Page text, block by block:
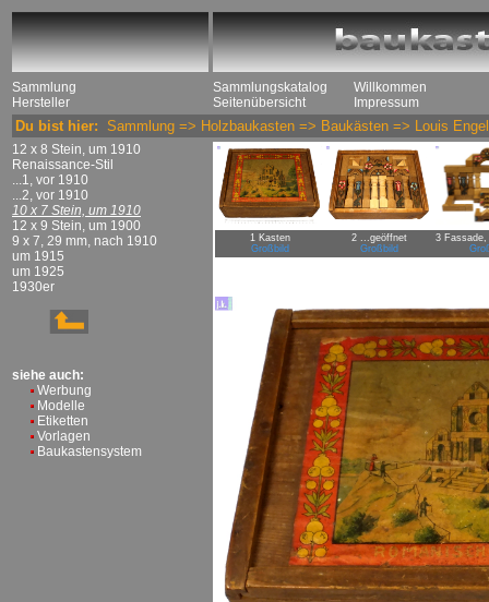
Sammlung
Hersteller
Sammlungskatalog
Seitenübersicht
Willkommen
Impressum
Du bist hier: Sammlung => Holzbaukasten => Baukästen => Louis
12 x 8 Stein, um 1910
Renaissance-Stil
...1, vor 1910
...2, vor 1910
10 x 7 Stein, um 1910
12 x 9 Stein, um 1900
9 x 7, 29 mm, nach 1910
um 1915
um 1925
1930er
siehe auch:
Werbung
Modelle
Etiketten
Vorlagen
Baukastensystem
1 Kasten
Großbild
2 ...geöffnet
Großbild
3